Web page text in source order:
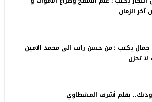
آخر الزمان
يكتب : من حسن راتب الى محمد الامين
لا تحزن
بقلم أشرف المشطاوي